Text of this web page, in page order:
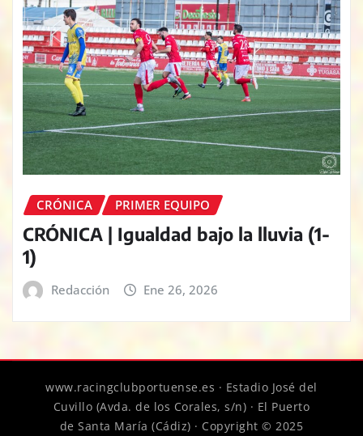
CRÓNICA PRIMER EQUIPO
CRÓNICA | Igualdad bajo la lluvia (1-
1)
Redacción Ene 26, 2026
www.racingclubportuense.es · Estadio José del
Cuvillo (Avda. de los Corales, s/n) · El Puerto
de Santa María (Cádiz) · Copyright © 2025